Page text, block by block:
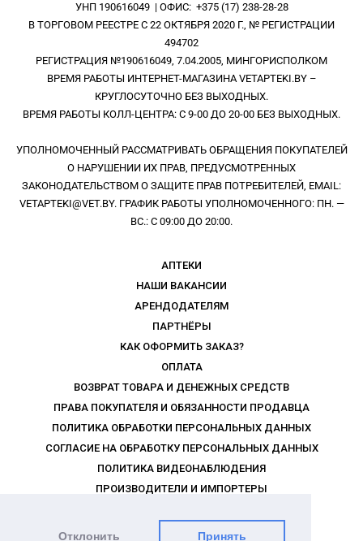
Отклонить Принять
УНП 190616049 | ОФИС: +375 (17) 238-28-28
В ТОРГОВОМ РЕЕСТРЕ С 22 ОКТЯБРЯ 2020 Г., № РЕГИСТРАЦИИ
494702
РЕГИСТРАЦИЯ №190616049, 7.04.2005, МИНГОРИСПОЛКОМ
ВРЕМЯ РАБОТЫ ИНТЕРНЕТ-МАГАЗИНА VETAPTEKI.BY –
КРУГЛОСУТОЧНО БЕЗ ВЫХОДНЫХ.
ВРЕМЯ РАБОТЫ КОЛЛ-ЦЕНТРА: С 9-00 ДО 20-00 БЕЗ ВЫХОДНЫХ.
УПОЛНОМОЧЕННЫЙ РАССМАТРИВАТЬ ОБРАЩЕНИЯ ПОКУПАТЕЛЕЙ
О НАРУШЕНИИ ИХ ПРАВ, ПРЕДУСМОТРЕННЫХ
ЗАКОНОДАТЕЛЬСТВОМ О ЗАЩИТЕ ПРАВ ПОТРЕБИТЕЛЕЙ, EMAIL:
VETAPTEKI@VET.BY. ГРАФИК РАБОТЫ УПОЛНОМОЧЕННОГО: ПН. —
ВС.: С 09:00 ДО 20:00.
АПТЕКИ
НАШИ ВАКАНСИИ
АРЕНДОДАТЕЛЯМ
ПАРТНЁРЫ
КАК ОФОРМИТЬ ЗАКАЗ?
ОПЛАТА
ВОЗВРАТ ТОВАРА И ДЕНЕЖНЫХ СРЕДСТВ
ПРАВА ПОКУПАТЕЛЯ И ОБЯЗАННОСТИ ПРОДАВЦА
ПОЛИТИКА ОБРАБОТКИ ПЕРСОНАЛЬНЫХ ДАННЫХ
СОГЛАСИЕ НА ОБРАБОТКУ ПЕРСОНАЛЬНЫХ ДАННЫХ
ПОЛИТИКА ВИДЕОНАБЛЮДЕНИЯ
ПРОИЗВОДИТЕЛИ И ИМПОРТЕРЫ
ПРАВИЛА ПРОГРАММЫ ЛОЯЛЬНОСТИ